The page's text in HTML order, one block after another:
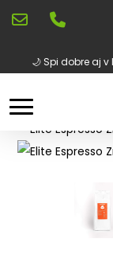
🌙 Spi dobre aj v